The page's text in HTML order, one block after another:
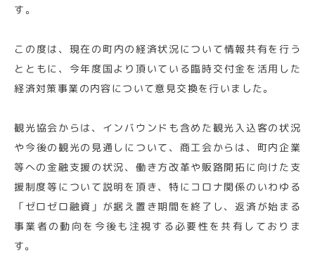
す。
この度は、現在の町内の経済状況について情報共有を行う
とともに、今年度国より頂いている臨時交付金を活用した
経済対策事業の内容について意見交換を行いました。
観光協会からは、インバウンドも含めた観光入込客の状況
や今後の観光の見通しについて、商工会からは、町内企業
等への金融支援の状況、働き方改革や販路開拓に向けた支
援制度等について説明を頂き、特にコロナ関係のいわゆる
「ゼロゼロ融資」が据え置き期間を終了し、返済が始まる
事業者の動向を今後も注視する必要性を共有しておりま
す。